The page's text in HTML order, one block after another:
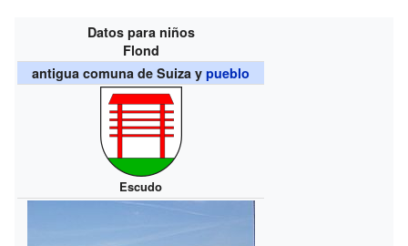
Datos para niños
Flond
antigua comuna de Suiza ypueblo
Escudo